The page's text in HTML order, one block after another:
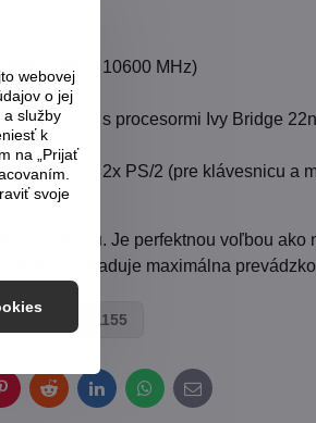
/ 1333 / 10600 MHz)
len s procesormi Ivy Bridge
Audio jack, 2x PS/2 (pre klávesnicu a
a výkonu. Je perfektnou voľbou ako
kde sa vyžaduje maximálna
Socket LGA1155
PinterestRedditLinkedInWhatsApp
E-
mail
webovej
o jej
služby
k
na „Prijať
svoje